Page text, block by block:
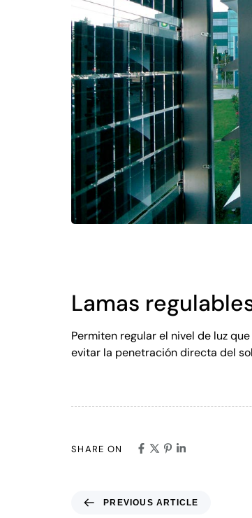
Lamas
Permiten regular el nivel de luz
evitar la penetración directa del
SHARE ON
PREVIOUS ARTICLE